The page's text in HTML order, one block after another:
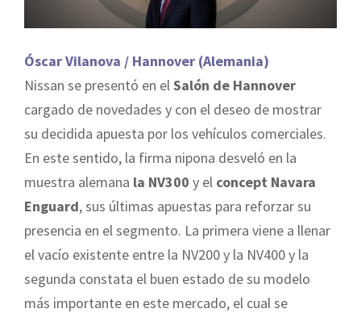
Óscar Vilanova / Hannover (Alemania)
Nissan se presentó en elSalón de Hannover
cargado de novedades y con el deseo de mostrar
su decidida apuesta por los vehículos comerciales.
En este sentido, la firma nipona desveló en la
muestra alemana la NV300 y el concept Navara
Enguard, sus últimas apuestas para reforzar su
presencia en el segmento. La primera viene a llenar
el vacío existente entre la NV200 y la NV400 y la
segunda constata el buen estado de su modelo
más importante en este mercado, el cual se